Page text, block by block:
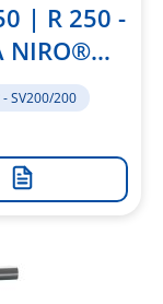
| R 250 -
NIRO®
- SV200/200
Zur